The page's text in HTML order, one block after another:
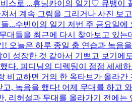
스로 ...휴닝카이의 일기♡ 뮤뱅이
서 계속 그림을 그리거나 사진 보
...수빈이의 일기 저번 주 금요일
들을 최근에 다시 찾아보고 있
! 오늘은 하루 종일 춤 연습과 녹음
성장한 것 같아서 기쁘고 보기
다. 피디님의 디렉팅이 점점 세세
교하면 거의 한 옥타브가 올라
, 녹음을 했다! 어제 무대를 하고
리허설과 무대를 올라가기 전에